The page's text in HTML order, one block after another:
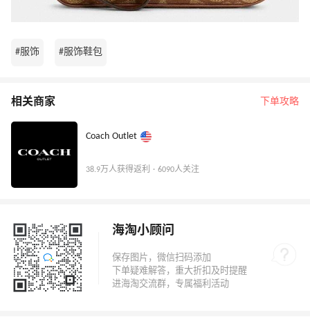
#服饰 #服饰鞋包
相关商家 下单攻略
Coach Outlet
38.9万人获得返利 · 6090人关注
海淘小顾问